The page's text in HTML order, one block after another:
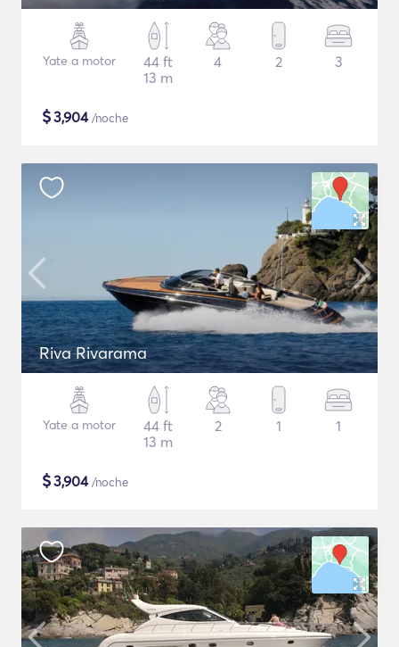
Yate a motor
44 ft
13 m
4 2 3
$3,904/noche
Riva Rivarama
Yate a motor
44 ft
13 m
2 1 1
$3,904/noche